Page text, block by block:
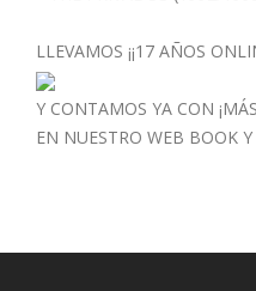
LLEVAMOS ¡¡17 AÑOS
Y CONTAMOS YA CON
EN NUESTRO WEB BOOK